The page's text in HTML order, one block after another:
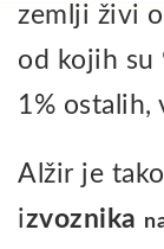
zemlji živi
od kojih su
1% ostalih,
Alžir je
izvoznika